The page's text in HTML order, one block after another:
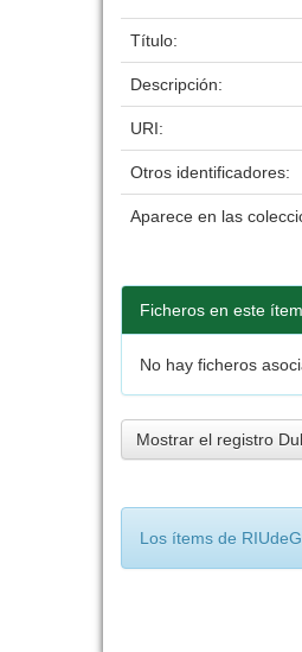
Título:
Descripción:
URI:
Otros identificadores:
Aparece en las
Ficheros en este
No hay ficheros
Mostrar el registro
Los ítems de